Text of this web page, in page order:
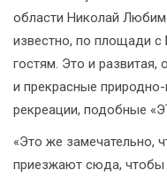
области Николай
известно, по площади с
гостям. Это и развитая,
и прекрасные
рекреации, подобные
«Это же замечательно,
приезжают сюда,